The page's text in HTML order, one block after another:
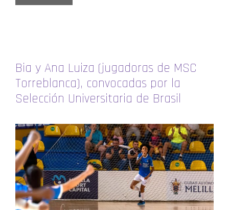
Bia y Ana Luiza (jugadoras de MSC
Torreblanca), convocadas por la
Selección Universitaria de Brasil